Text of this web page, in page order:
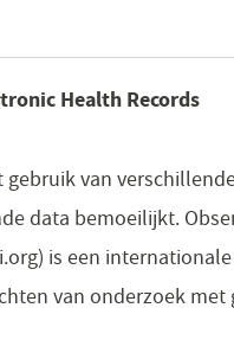
Health Records
van
data bemoeilijkt.
is een
van onderzoek